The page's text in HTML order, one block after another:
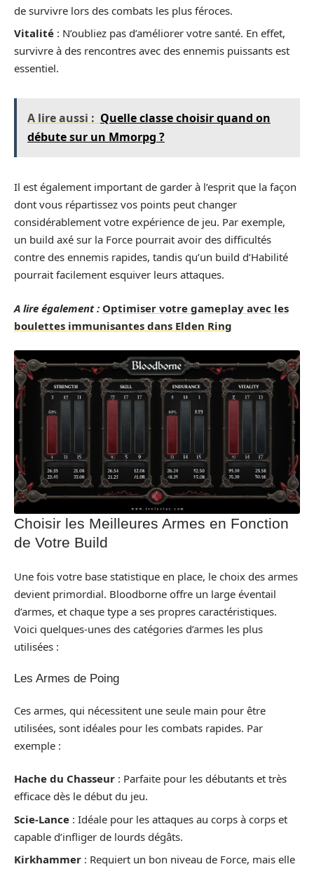
de survivre lors des combats les plus féroces.
Vitalité : N’oubliez pas d’améliorer votre santé. En effet,
survivre à des rencontres avec des ennemis puissants est
essentiel.
A lire aussi : Quelle classe choisir quand on
débute sur un Mmorpg ?
Il est également important de garder à l’esprit que la façon
dont vous répartissez vos points peut changer
considérablement votre expérience de jeu. Par exemple,
un build axé sur la Force pourrait avoir des difficultés
contre des ennemis rapides, tandis qu’un build d’Habilité
pourrait facilement esquiver leurs attaques.
A lire également : Optimiser votre gameplay avec les
boulettes immunisantes dans Elden Ring
Choisir les Meilleures Armes en Fonction
de Votre Build
Une fois votre base statistique en place, le choix des armes
devient primordial. Bloodborne offre un large éventail
d’armes, et chaque type a ses propres caractéristiques.
Voici quelques-unes des catégories d’armes les plus
utilisées :
Les Armes de Poing
Ces armes, qui nécessitent une seule main pour être
utilisées, sont idéales pour les combats rapides. Par
exemple :
Hache du Chasseur : Parfaite pour les débutants et très
efficace dès le début du jeu.
Scie-Lance : Idéale pour les attaques au corps à corps et
capable d’infliger de lourds dégâts.
Kirkhammer : Requiert un bon niveau de Force, mais elle